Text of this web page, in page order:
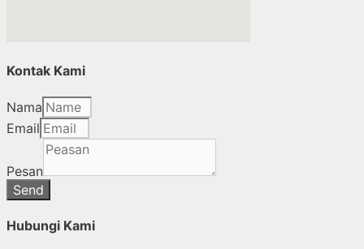
Kontak Kami
Nama
Email
Pesan
Send
Hubungi Kami